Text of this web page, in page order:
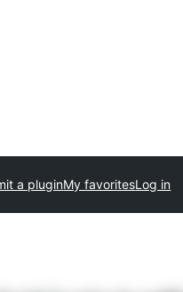
a pluginMy favoritesLog in